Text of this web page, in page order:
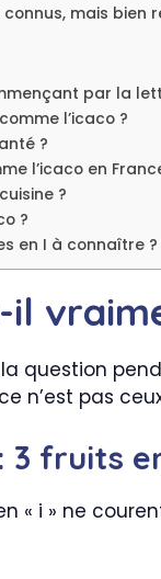
mais bien
par la
l’icaco ?
?
l’icaco en
?
?
en I à connaître ?
il
question
n’est pas
3 fruits
« i » ne